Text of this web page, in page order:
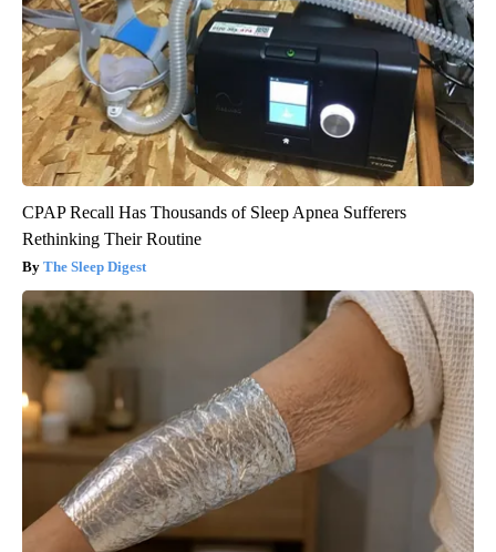
CPAP Recall Has Thousands of Sleep Apnea Sufferers
Rethinking Their Routine
The Sleep Digest